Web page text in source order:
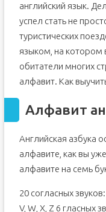
английский язык.
успел стать не
туристических
языком, на котором
обитатели многих
алфавит. Как
Алфавит
Английская азбука
алфавите, как вы
алфавите на семь
20 согласных звуков:
V, W, X, Z 6 гласных